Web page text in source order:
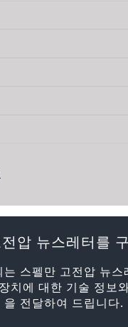
압 뉴스레터를
스펠만 고전압 뉴스
치에 대한 기술 정보
을 전달하여 드립니다.